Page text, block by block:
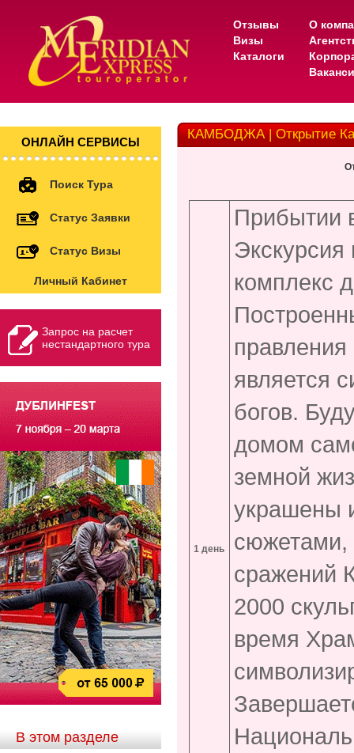
Отзывы
Визы
Каталоги
О
ОНЛАЙН СЕРВИСЫ
Поиск Тура
Статус Заявки
Статус Визы
Личный Кабинет
Запрос на расчет
нестандартного тура
В этом разделе
КАМБОДЖА | Открытие
1 день
Прибытии
комплекс
является
богов.
домом
земной
украшены
сюжетами,
сражений
2000
время